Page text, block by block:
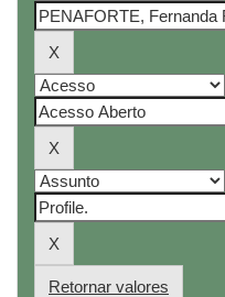
Retornar valores